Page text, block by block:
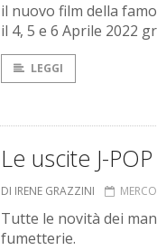
il nuovo film della
il 4, 5 e 6 Aprile 2022
LEGGI
Le uscite J-
DI IRENE GRAZZINI
Tutte le novità dei
fumetterie.